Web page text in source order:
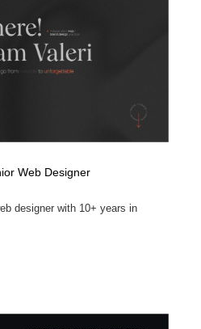
Web Designer
designer with 10+ years in